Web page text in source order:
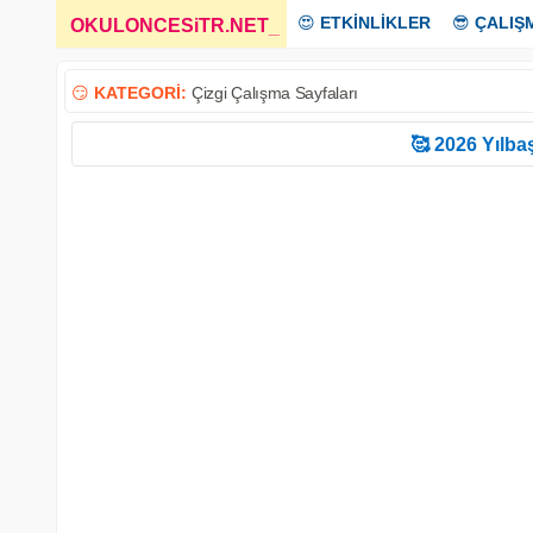
OKULONCESiTR.NET 😍 ETKİNLİKLER 😎
😏 KATEGORİ: Çizgi Çalışma Sayfaları
🥰 2026